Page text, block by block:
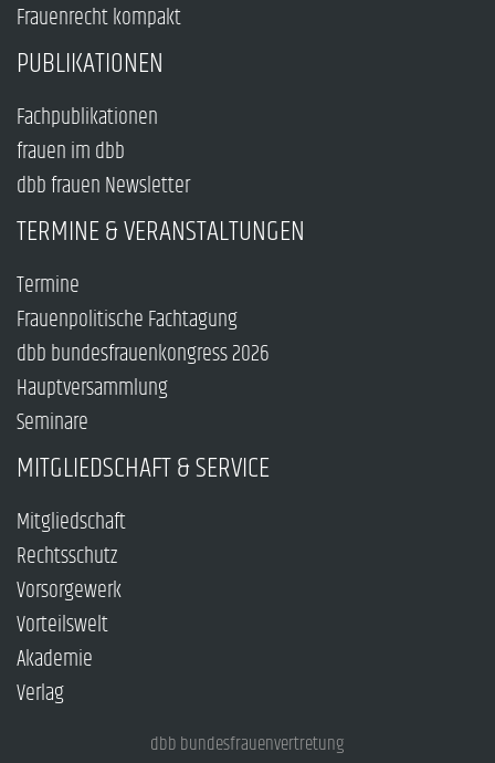
Frauenrecht kompakt
PUBLIKATIONEN
Fachpublikationen
frauen im dbb
dbb frauen Newsletter
TERMINE & VERANSTALTUNGEN
Termine
Frauenpolitische Fachtagung
dbb bundesfrauenkongress 2026
Hauptversammlung
Seminare
MITGLIEDSCHAFT & SERVICE
Mitgliedschaft
Rechtsschutz
Vorsorgewerk
Vorteilswelt
Akademie
Verlag
dbb bundesfrauenvertretung